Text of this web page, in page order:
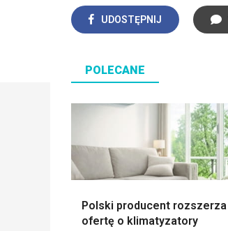
UDOSTĘPNIJ
POLECANE
Polski producent rozszerza
ofertę o klimatyzatory